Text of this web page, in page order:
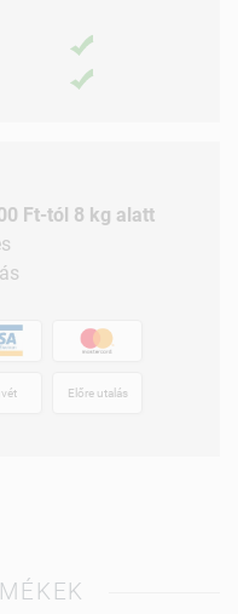
Ft-tól 8 kg alatt
Előre utalás